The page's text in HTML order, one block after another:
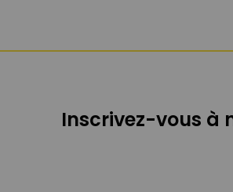
Inscrivez-vous à